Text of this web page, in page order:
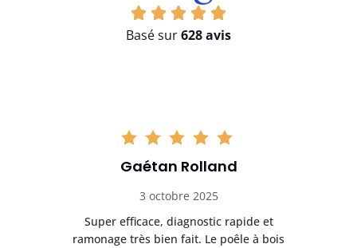
Basé sur628 avis
Gaétan Rolland
3 octobre 2025
Super efficace, diagnostic rapide et
ramonage très bien fait. Le poêle à bois